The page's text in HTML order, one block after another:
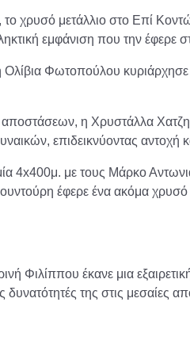
χρυσό μετάλλιο στο Επί
εμφάνιση που την έφερε
Ολίβια Φωτοπούλου
η Χρυστάλλα
επιδεικνύοντας αντοχή
4x400μ. με τους Μάρκο
έφερε ένα ακόμα χρυσό
Φιλίππου έκανε μια
δυνατότητές της στις μεσαίες